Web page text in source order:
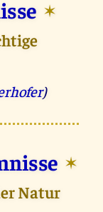
✶
)
✶
Natur